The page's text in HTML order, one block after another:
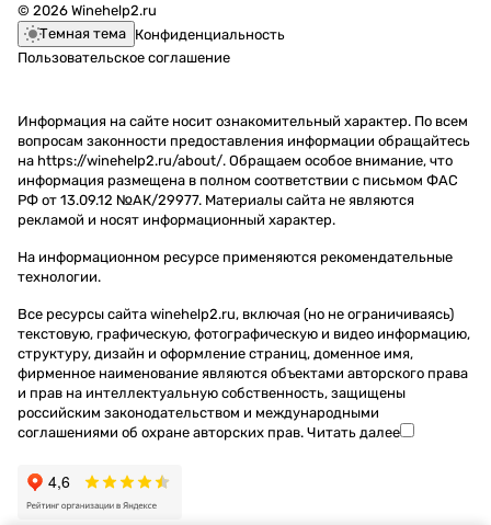
© 2026 Winehelp2.ru
Темная тема Конфиденциальность
Пользовательское соглашение
Информация на сайте носит ознакомительный характер. По всем
вопросам законности предоставления информации обращайтесь
на https://winehelp2.ru/about/. Обращаем особое внимание, что
информация размещена в полном соответствии с письмом ФАС
РФ от 13.09.12 №АК/29977. Материалы сайта не являются
рекламой и носят информационный характер.
На информационном ресурсе применяются рекомендательные
технологии.
Все ресурсы сайта winehelp2.ru, включая (но не ограничиваясь)
текстовую, графическую, фотографическую и видео информацию,
структуру, дизайн и оформление страниц, доменное имя,
фирменное наименование являются объектами авторского права
и прав на интеллектуальную собственность, защищены
российским законодательством и международными
соглашениями об охране авторских прав. Читать далее